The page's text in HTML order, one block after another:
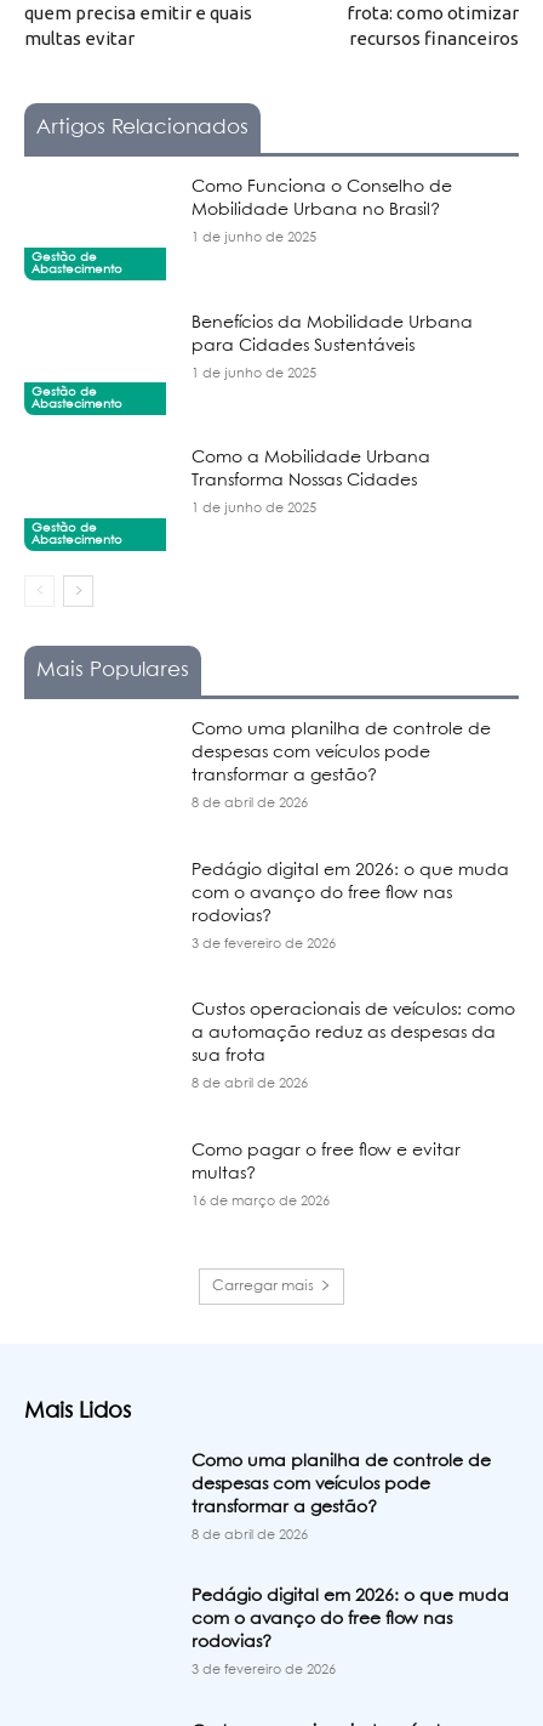
quem precisa emitir e quais
multas evitar
frota: como otimizar
recursos financeiros
Artigos Relacionados
Gestão de
Abastecimento
Como Funciona o Conselho de
Mobilidade Urbana no Brasil?
1 de junho de 2025
Gestão de
Abastecimento
Benefícios da Mobilidade Urbana
para Cidades Sustentáveis
1 de junho de 2025
Gestão de
Abastecimento
Como a Mobilidade Urbana
Transforma Nossas Cidades
1 de junho de 2025
Mais Populares
Como uma planilha de controle de
despesas com veículos pode
transformar a gestão?
8 de abril de 2026
Pedágio digital em 2026: o que muda
com o avanço do free flow nas
rodovias?
3 de fevereiro de 2026
Custos operacionais de veículos: como
a automação reduz as despesas da
sua frota
8 de abril de 2026
Como pagar o free flow e evitar
multas?
16 de março de 2026
Carregar mais
Mais Lidos
Como uma planilha de controle de
despesas com veículos pode
transformar a gestão?
8 de abril de 2026
Pedágio digital em 2026: o que muda
com o avanço do free flow nas
rodovias?
3 de fevereiro de 2026